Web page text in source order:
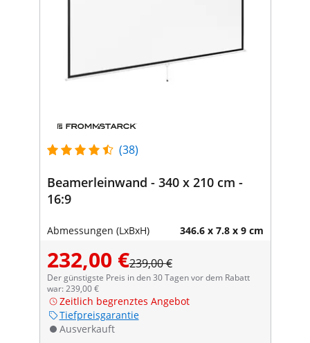
(38)
Beamerleinwand - 340 x 210 cm -
16:9
Abmessungen (LxBxH) 346.6 x 7.8 x 9 cm
232,00 €239,00 €
Der günstigste Preis in den 30 Tagen vor dem Rabatt
war: 239,00 €
Zeitlich begrenztes Angebot
Tiefpreisgarantie
Ausverkauft